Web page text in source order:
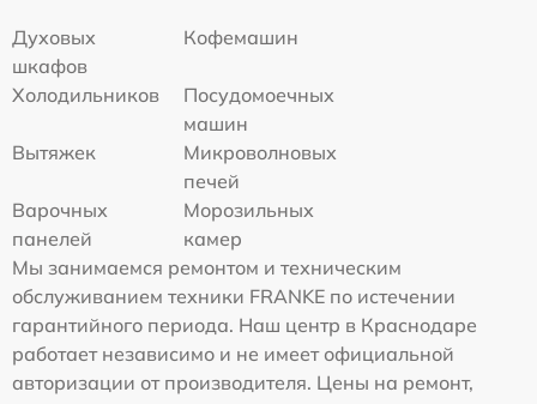
Духовых
шкафов
Кофемашин
Холодильников
Посудомоечных
машин
Вытяжек
Микроволновых
печей
Варочных
панелей
Морозильных
камер
Мы занимаемся ремонтом и техническим
обслуживанием техники FRANKE по истечении
гарантийного периода. Наш центр в Краснодаре
работает независимо и не имеет официальной
авторизации от производителя. Цены на ремонт,